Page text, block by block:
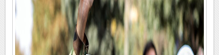
فرهنگی
بین الملل
اجتماعی